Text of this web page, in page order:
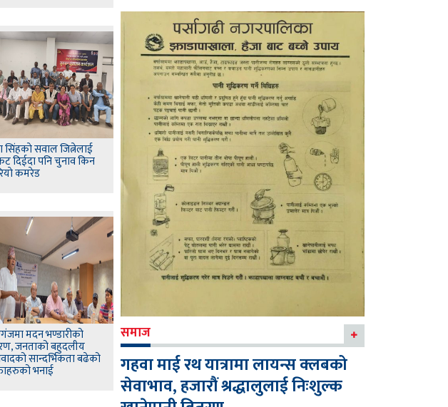
सिंहकाे सवाल जित्नेलाई
दिईदा पनि चुनाव किन
कमरेड
मदन भण्डारीको
जनताको बहुदलीय
सान्दर्भिकता बढेको
भनाई
समाज
गहवा माई रथ यात्रामा लायन्स क्लबको
सेवाभाव, हजारौं श्रद्धालुलाई निःशुल्क